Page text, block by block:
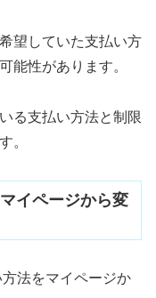
望していた支払い方
能性があります。
る支払い方法と制限
。
イページから変
法をマイページか